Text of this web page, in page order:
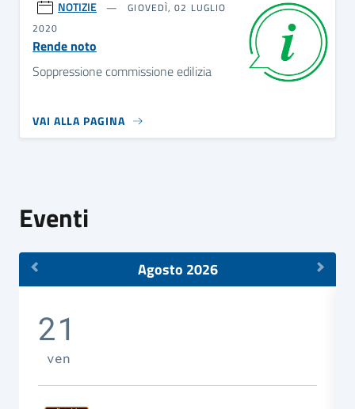
NOTIZIE
GIOVEDÌ, 02 LUGLIO
2020
Rende noto
Soppressione commissione edilizia
VAI ALLA PAGINA
Eventi
Agosto 2026
21
ven